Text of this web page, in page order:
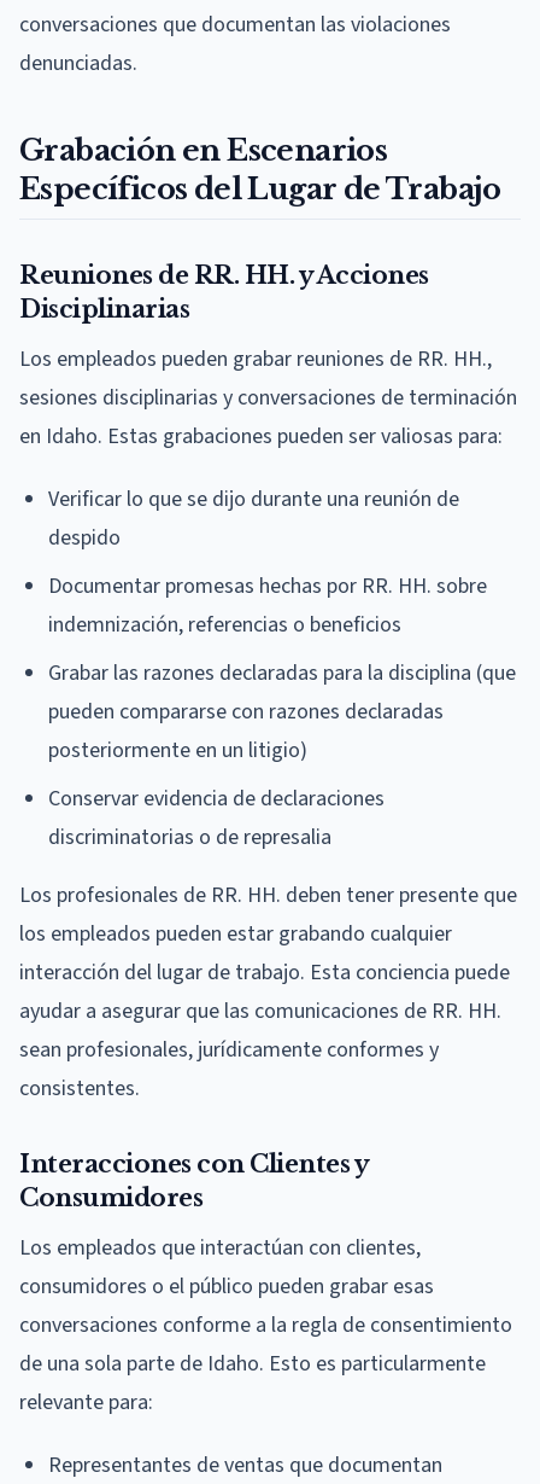
conversaciones que documentan las violaciones
denunciadas.
Grabación en Escenarios
Específicos del Lugar de Trabajo
Reuniones de RR. HH. y Acciones
Disciplinarias
Los empleados pueden grabar reuniones de RR. HH.,
sesiones disciplinarias y conversaciones de terminación
en Idaho. Estas grabaciones pueden ser valiosas para:
Verificar lo que se dijo durante una reunión de
despido
Documentar promesas hechas por RR. HH. sobre
indemnización, referencias o beneficios
Grabar las razones declaradas para la disciplina (que
pueden compararse con razones declaradas
posteriormente en un litigio)
Conservar evidencia de declaraciones
discriminatorias o de represalia
Los profesionales de RR. HH. deben tener presente que
los empleados pueden estar grabando cualquier
interacción del lugar de trabajo. Esta conciencia puede
ayudar a asegurar que las comunicaciones de RR. HH.
sean profesionales, jurídicamente conformes y
consistentes.
Interacciones con Clientes y
Consumidores
Los empleados que interactúan con clientes,
consumidores o el público pueden grabar esas
conversaciones conforme a la regla de consentimiento
de una sola parte de Idaho. Esto es particularmente
relevante para:
Representantes de ventas que documentan